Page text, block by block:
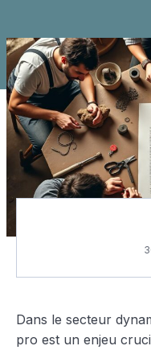
Dans le secteur
pro est un enjeu